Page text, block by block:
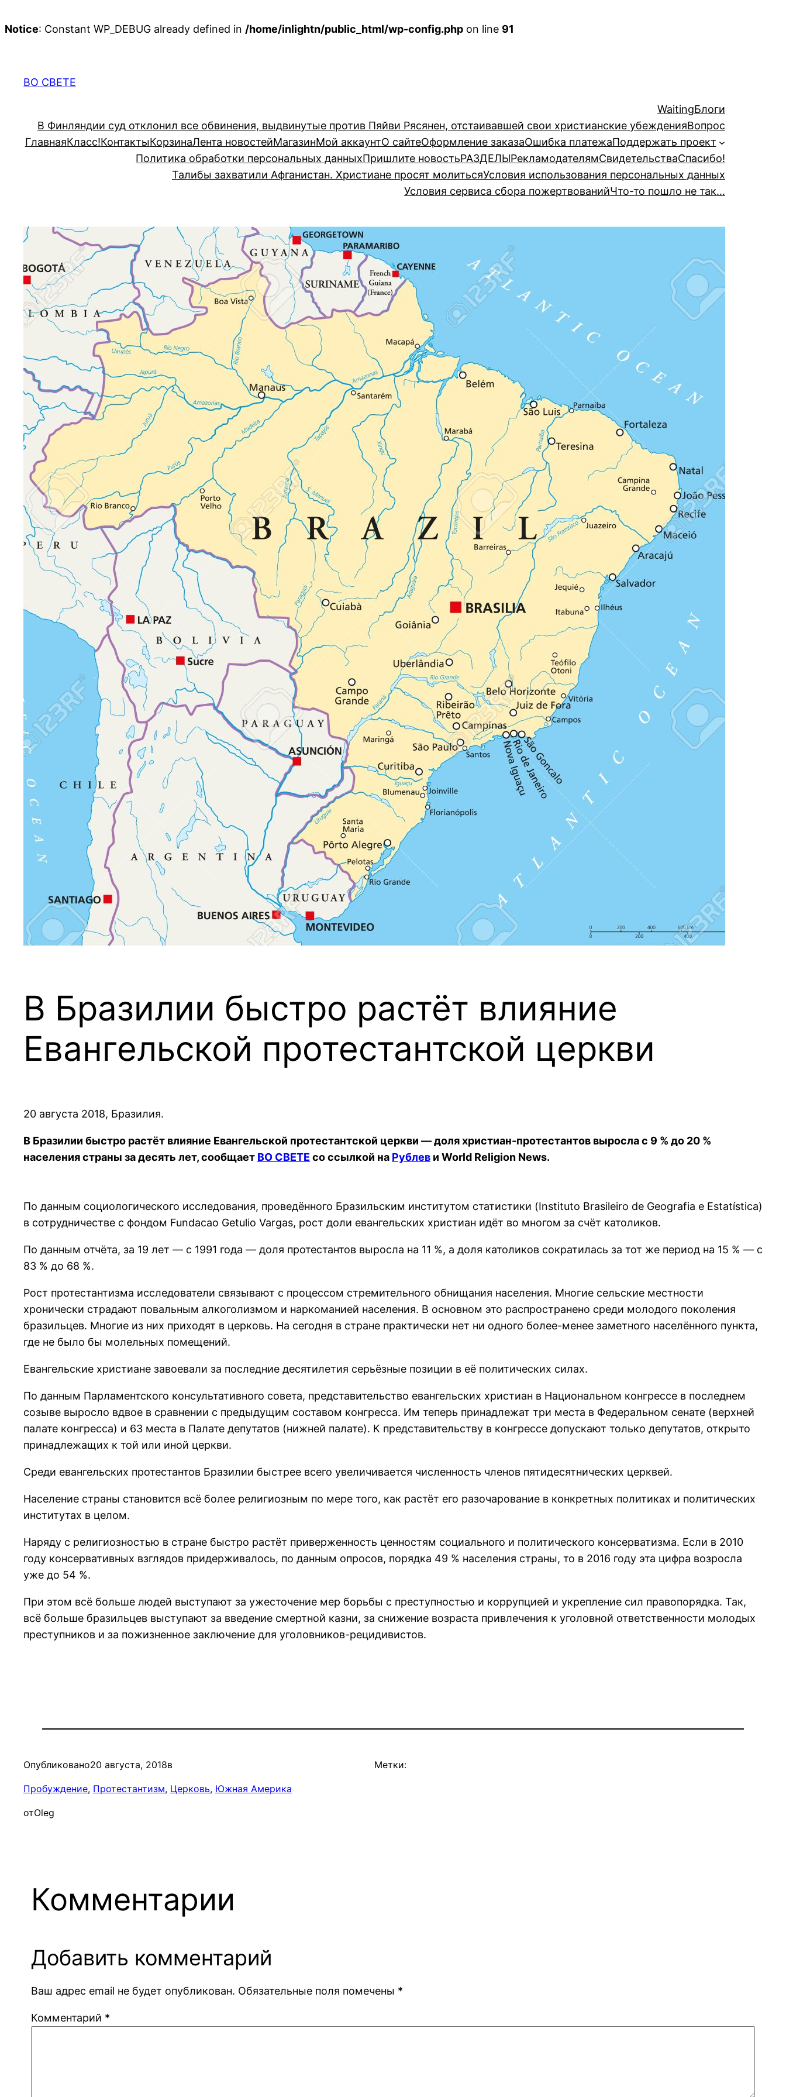
Notice: Constant WP_DEBUG already defined in /home/inlightn/public_html/wp-config.php on line 91
содержимому
ВО СВЕТЕ
WaitingБлоги
В Финляндии суд отклонил все обвинения, выдвинутые против Пяйви Рясянен, отстаивавшей свои христианские убежденияВопрос
ГлавнаяКласс!КонтактыКорзинаЛента новостейМагазинМой аккаунтО сайтеОформление заказаОшибка платежаПоддержать проект
Политика обработки персональных данныхПришлите новостьРАЗДЕЛЫРекламодателямСвидетельстваСпасибо!
Талибы захватили Афганистан. Христиане просят молитьсяУсловия использования персональных данных
Условия сервиса сбора пожертвованийЧто-то пошло не так…
В Бразилии быстро растёт влияние
Евангельской протестантской церкви
20 августа 2018, Бразилия.
В Бразилии быстро растёт влияние Евангельской протестантской церкви ― доля христиан-протестантов выросла с 9 % до 20 %
населения страны за десять лет, сообщает ВО СВЕТЕ со ссылкой на Рублев и World Religion News.
По данным социологического исследования, проведённого Бразильским институтом статистики (Instituto Brasileiro de Geografia e Estatística)
в сотрудничестве с фондом Fundacao Getulio Vargas, рост доли евангельских христиан идёт во многом за счёт католиков.
По данным отчёта, за 19 лет ― с 1991 года ― доля протестантов выросла на 11 %, а доля католиков сократилась за тот же период на 15 % ― с
83 % до 68 %.
Рост протестантизма исследователи связывают с процессом стремительного обнищания населения. Многие сельские местности
хронически страдают повальным алкоголизмом и наркоманией населения. В основном это распространено среди молодого поколения
бразильцев. Многие из них приходят в церковь. На сегодня в стране практически нет ни одного более-менее заметного населённого пункта,
где не было бы молельных помещений.
Евангельские христиане завоевали за последние десятилетия серьёзные позиции в её политических силах.
По данным Парламентского консультативного совета, представительство евангельских христиан в Национальном конгрессе в последнем
созыве выросло вдвое в сравнении с предыдущим составом конгресса. Им теперь принадлежат три места в Федеральном сенате (верхней
палате конгресса) и 63 места в Палате депутатов (нижней палате). К представительству в конгрессе допускают только депутатов, открыто
принадлежащих к той или иной церкви.
Среди евангельских протестантов Бразилии быстрее всего увеличивается численность членов пятидесятнических церквей.
Население страны становится всё более религиозным по мере того, как растёт его разочарование в конкретных политиках и политических
институтах в целом.
Наряду с религиозностью в стране быстро растёт приверженность ценностям социального и политического консерватизма. Если в 2010
году консервативных взглядов придерживалось, по данным опросов, порядка 49 % населения страны, то в 2016 году эта цифра возросла
уже до 54 %.
При этом всё больше людей выступают за ужесточение мер борьбы с преступностью и коррупцией и укрепление сил правопорядка. Так,
всё больше бразильцев выступают за введение смертной казни, за снижение возраста привлечения к уголовной ответственности молодых
преступников и за пожизненное заключение для уголовников-рецидивистов.
Опубликовано20 августа, 2018в
Пробуждение, Протестантизм, Церковь, Южная Америка
отOleg
Метки:
Комментарии
Добавить комментарий
Ваш адрес email не будет опубликован. Обязательные поля помечены *
Комментарий *